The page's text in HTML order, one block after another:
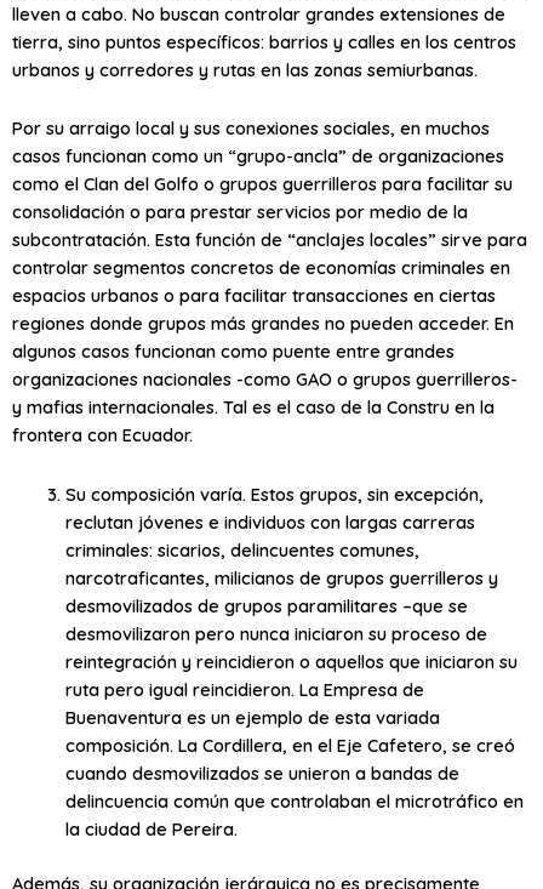
lleven a cabo. No buscan controlar grandes extensiones de
tierra, sino puntos específicos: barrios y calles en los centros
urbanos y corredores y rutas en las zonas semiurbanas.
Por su arraigo local y sus conexiones sociales, en muchos
casos funcionan como un “grupo-ancla” de organizaciones
como el Clan del Golfo o grupos guerrilleros para facilitar su
consolidación o para prestar servicios por medio de la
subcontratación. Esta función de “anclajes locales” sirve para
controlar segmentos concretos de economías criminales en
espacios urbanos o para facilitar transacciones en ciertas
regiones donde grupos más grandes no pueden acceder. En
algunos casos funcionan como puente entre grandes
organizaciones nacionales -como GAO o grupos guerrilleros-
y mafias internacionales. Tal es el caso de la Constru en la
frontera con Ecuador.
Su composición varía. Estos grupos, sin excepción,
reclutan jóvenes e individuos con largas carreras
criminales: sicarios, delincuentes comunes,
narcotraficantes, milicianos de grupos guerrilleros y
desmovilizados de grupos paramilitares –que se
desmovilizaron pero nunca iniciaron su proceso de
reintegración y reincidieron o aquellos que iniciaron su
ruta pero igual reincidieron. La Empresa de
Buenaventura es un ejemplo de esta variada
composición. La Cordillera, en el Eje Cafetero, se creó
cuando desmovilizados se unieron a bandas de
delincuencia común que controlaban el microtráfico en
la ciudad de Pereira.
Además, su organización jerárquica no es precisamente